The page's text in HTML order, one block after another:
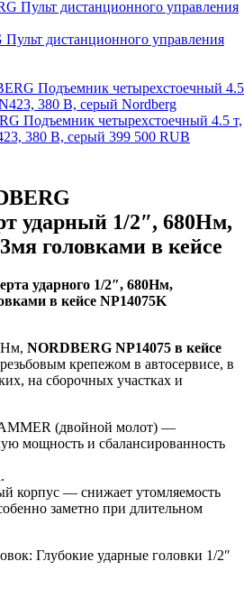
дистанционного управления
Подъемник четырехстоечный 4.5 т,
380 В, серый 399 500 RUB
ударный 1/2″, 680Нм,
головками в кейсе
ударного 1/2″, 680Нм,
в кейсе NP14075K
Нм, NORDBERG NP14075 в кейсе
крепежом в автосервисе, в
на сборочных участках и
(двойной молот) —
мощность и сбалансированность
корпус — снижает утомляемость
заметно при длительном
Глубокие ударные головки 1/2″